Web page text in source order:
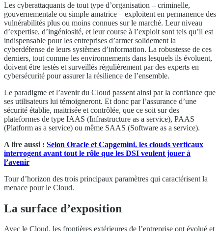
Les cyberattaquants de tout type d’organisation – criminelle,
gouvernementale ou simple amatrice – exploitent en permanence des
vulnérabilités plus ou moins connues sur le marché. Leur niveau
d’expertise, d’ingéniosité, et leur course à l’exploit sont tels qu’il est
indispensable pour les entreprises d’armer solidement la
cyberdéfense de leurs systèmes d’information. La robustesse de ces
derniers, tout comme les environnements dans lesquels ils évoluent,
doivent être testés et surveillés régulièrement par des experts en
cybersécurité pour assurer la résilience de l’ensemble.
Le paradigme et l’avenir du Cloud passent ainsi par la confiance que
ses utilisateurs lui témoigneront. Et donc par l’assurance d’une
sécurité établie, maitrisée et contrôlée, que ce soit sur des
plateformes de type IAAS (Infrastructure as a service), PAAS
(Platform as a service) ou même SAAS (Software as a service).
A lire aussi : Selon Oracle et Capgemini, les clouds verticaux
interrogent avant tout le rôle que les DSI veulent jouer à
l’avenir
Tour d’horizon des trois principaux paramètres qui caractérisent la
menace pour le Cloud.
La surface d’exposition
Avec le Cloud, les frontières extérieures de l’entreprise ont évolué et